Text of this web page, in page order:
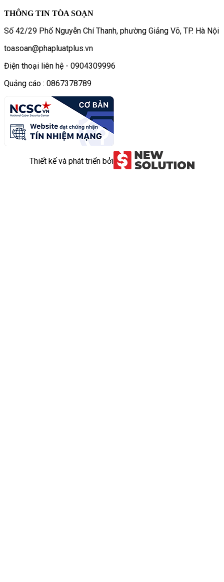
THÔNG TIN TÒA SOẠN
Số 42/29 Phố Nguyễn Chí Thanh, phường Giảng Võ, TP. Hà Nội
toasoan@phapluatplus.vn
Điện thoại liên hệ - 0904309996
Quảng cáo : 0867378789
Thiết kế và phát triển bởi